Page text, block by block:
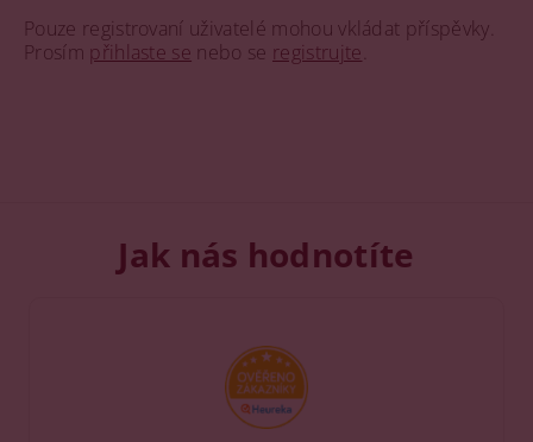
Pouze registrovaní uživatelé mohou vkládat příspěvky.
Prosím přihlaste se nebo se registrujte
Jak nás hodnotíte